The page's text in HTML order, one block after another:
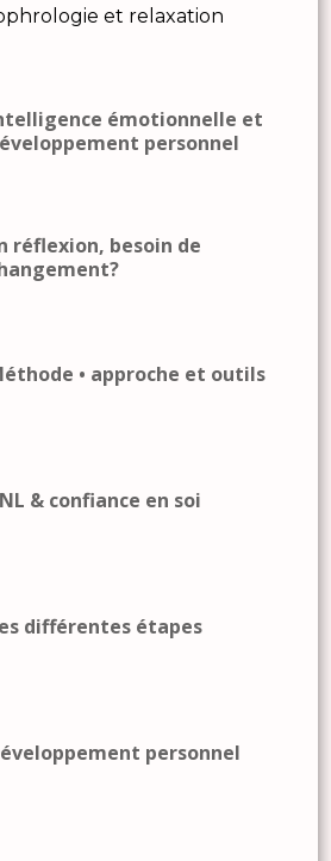
et relaxation
émotionnelle et
personnel
réflexion, besoin de
• approche et outils
& confiance en soi
différentes étapes
personnel